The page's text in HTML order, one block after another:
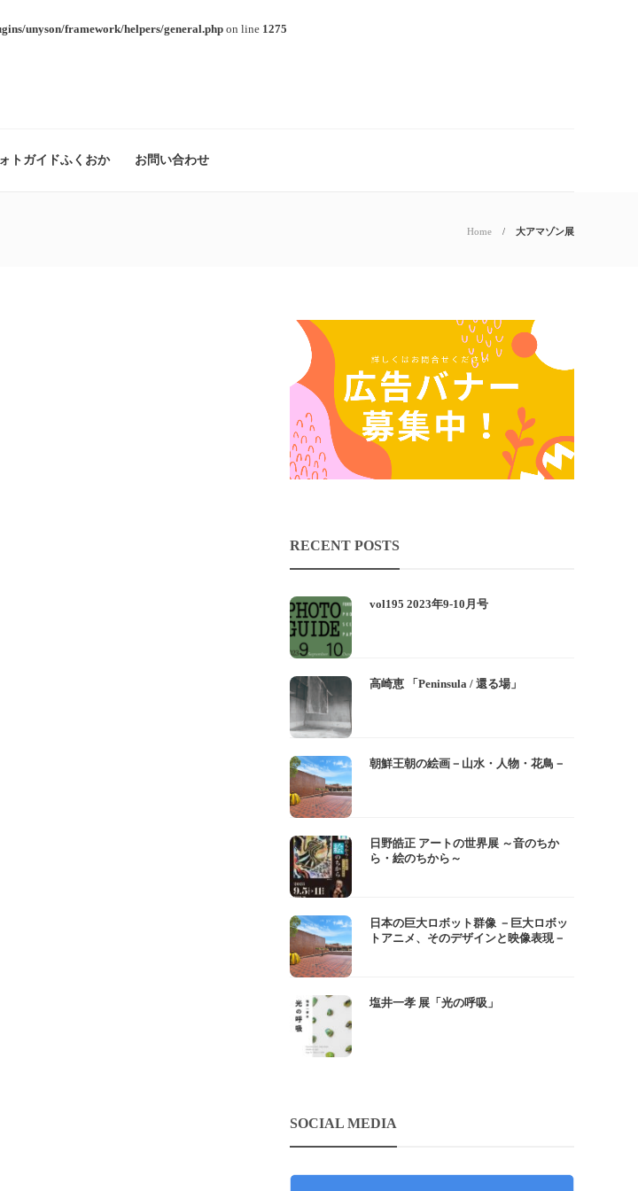
unyson/framework/helpers/general.php on line 1275
トガイドふくおか お問い合わせ
Home 大アマゾン展
RECENT POSTS
vol195 2023年9-10月号
高崎恵 「Peninsula / 還る場」
朝鮮王朝の絵画－山水・人物・花鳥－
日野皓正 アートの世界展 ～音のちか
ら・絵のちから～
日本の巨大ロボット群像 －巨大ロボッ
トアニメ、そのデザインと映像表現－
塩井一孝 展「光の呼吸」
SOCIAL MEDIA